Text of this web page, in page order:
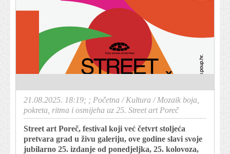
21.08.2025. 18:19; ; Početna /Kultura /Mozaik boja,
pokreta, ritma i osmijeha uz 25. Street art Poreč
Street art Poreč, festival koji već četvrt stoljeća
pretvara grad u živu galeriju, ove godine slavi svoje
jubilarno 25. izdanje od ponedjeljka, 25. kolovoza,